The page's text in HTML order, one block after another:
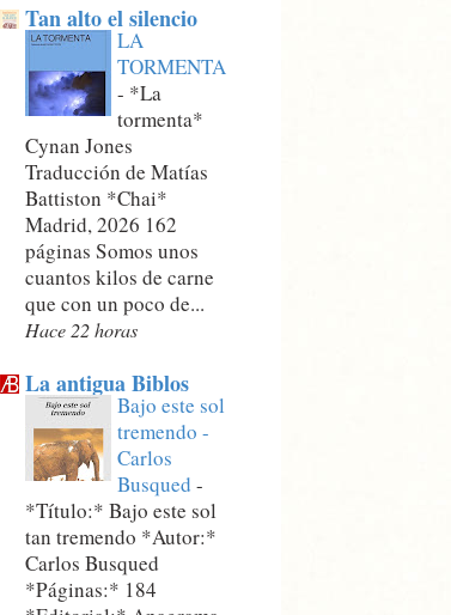
Tan alto el silencio
LA
TORMENTA
- *La
tormenta*
Cynan Jones
Traducción de Matías
Battiston *Chai*
Madrid, 2026 162
páginas Somos unos
cuantos kilos de carne
que con un poco de...
Hace 22 horas
La antigua Biblos
Bajo este sol
tremendo -
Carlos
Busqued -
*Título:* Bajo este sol
tan tremendo *Autor:*
Carlos Busqued
*Páginas:* 184